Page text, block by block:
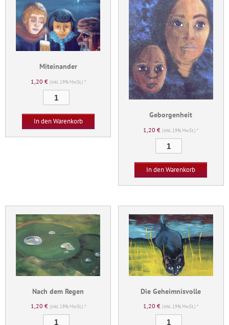
Miteinander
1,20 € (inkl. 19% MwSt.) *
Menge
In den Warenkorb
Geborgenheit
1,20€ (inkl. 19% MwSt.) *
Menge
In den Warenkorb
Nach dem Regen
1,20 € (inkl. 19% MwSt.) *
Die Geheimnisvolle
1,20€ (inkl. 19% MwSt.) *